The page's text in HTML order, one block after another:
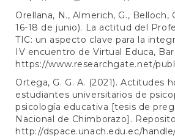
Orellana, N., Almerich, G., Belloch,
16-18 de junio). La actitud del
TIC: un aspecto clave para la
IV encuentro de Virtual Educa,
https://www.researchgate.net/
Ortega, G. G. A. (2021). Actitudes
estudiantes universitarios de
psicología educativa [tesis de
Nacional de Chimborazo].
http://dspace.unach.edu.ec/